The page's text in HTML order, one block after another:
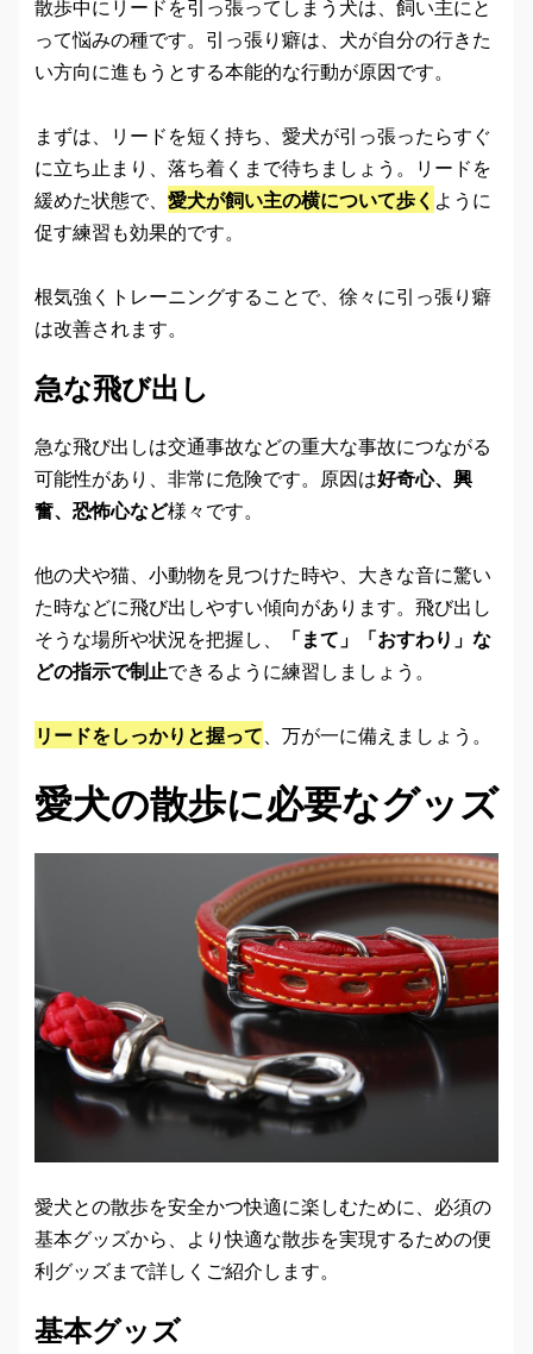
散歩中にリードを引っ張ってしまう犬は、飼い主にと
って悩みの種です。引っ張り癖は、犬が自分の行きた
い方向に進もうとする本能的な行動が原因です。
まずは、リードを短く持ち、愛犬が引っ張ったらすぐ
に立ち止まり、落ち着くまで待ちましょう。リードを
緩めた状態で、 愛犬が飼い主の横について歩く ように
促す練習も効果的です。
根気強くトレーニングすることで、徐々に引っ張り癖
は改善されます。
急な飛び出し
急な飛び出しは交通事故などの重大な事故につながる
可能性があり、非常に危険です。原因は好奇心、興
奮、恐怖心など様々です。
他の犬や猫、小動物を見つけた時や、大きな音に驚い
た時などに飛び出しやすい傾向があります。飛び出し
そうな場所や状況を把握し、
「まて」「おすわり」な
どの指示で制止できるように練習しましょう。
リードをしっかりと握って、万が一に備えましょう。
愛犬の散歩に必要なグッズ
愛犬との散歩を安全かつ快適に楽しむために、必須の
基本グッズから、より快適な散歩を実現するための便
利グッズまで詳しくご紹介します。
基本グッズ